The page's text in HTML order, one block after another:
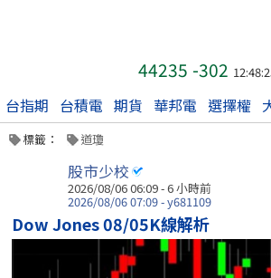
44235 -302
台指期 台積電 期貨 華邦電 選擇權
標籤： 道瓊
股市少校
2026/08/06 06:09 -6 小時前
2026/08/06 07:09 - y681109
Dow Jones 08/05K線解析